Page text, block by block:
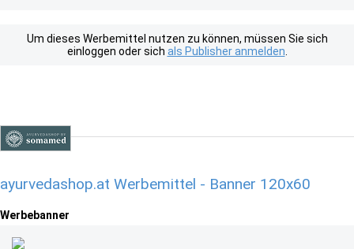
Um dieses Werbemittel nutzen zu können, müssen Sie sich
einloggen oder sich als Publisher anmelden
ayurvedashop.at Werbemittel - Banner 120x60
Werbebanner